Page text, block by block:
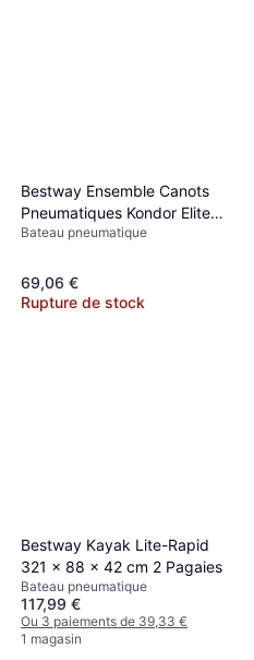
Bestway Ensemble Canots
Pneumatiques Kondor Elite
3000
Bateau pneumatique
69,06 €
Rupture de stock
Bestway Kayak Lite-Rapid
321 x 88 x 42 cm 2 Pagaies
Bateau pneumatique
117,99 €
Ou 3 paiements de 39,33 €
1 magasin